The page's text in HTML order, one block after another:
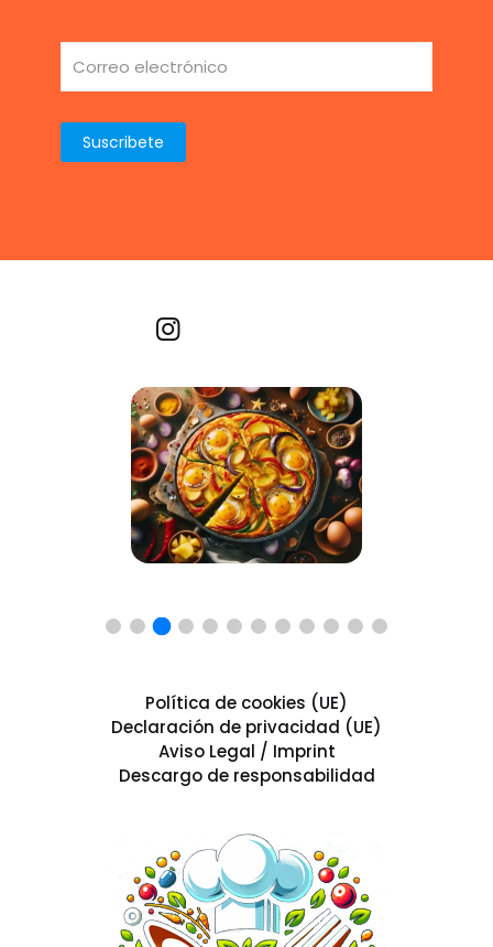
Política de cookies (UE)
Declaración de privacidad (UE)
Aviso Legal / Imprint
Descargo de responsabilidad